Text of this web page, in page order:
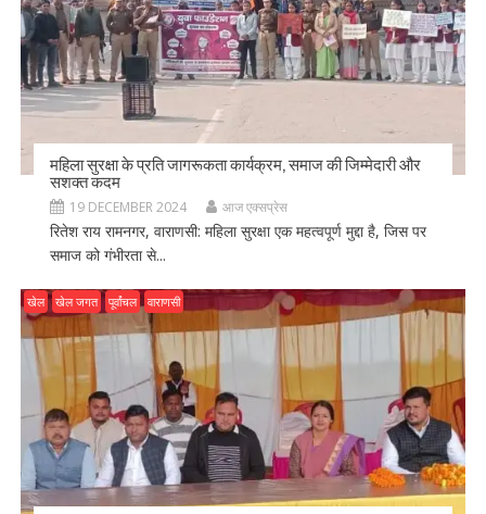
महिला सुरक्षा के प्रति जागरूकता कार्यक्रम, समाज की जिम्मेदारी और
सशक्त कदम
19 DECEMBER 2024 आज एक्सप्रेस
रितेश राय रामनगर, वाराणसी: महिला सुरक्षा एक महत्वपूर्ण मुद्दा है, जिस पर
समाज को गंभीरता से...
खेल खेल जगत पूर्वांचल वाराणसी